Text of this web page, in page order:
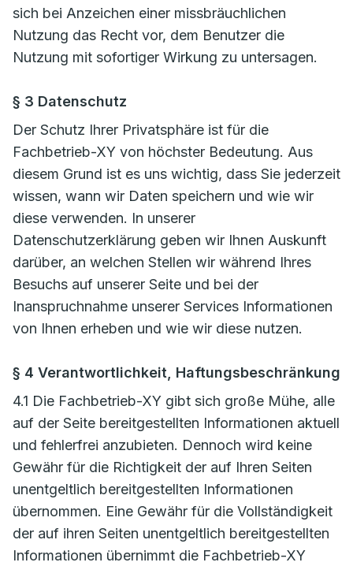
sich bei Anzeichen einer missbräuchlichen
Nutzung das Recht vor, dem Benutzer die
Nutzung mit sofortiger Wirkung zu untersagen.
§ 3 Datenschutz
Der Schutz Ihrer Privatsphäre ist für die
Fachbetrieb-XY von höchster Bedeutung. Aus
diesem Grund ist es uns wichtig, dass Sie jederzeit
wissen, wann wir Daten speichern und wie wir
diese verwenden. In unserer
Datenschutzerklärung geben wir Ihnen Auskunft
darüber, an welchen Stellen wir während Ihres
Besuchs auf unserer Seite und bei der
Inanspruchnahme unserer Services Informationen
von Ihnen erheben und wie wir diese nutzen.
§ 4 Verantwortlichkeit, Haftungsbeschränkung
4.1 Die Fachbetrieb-XY gibt sich große Mühe, alle
auf der Seite bereitgestellten Informationen aktuell
und fehlerfrei anzubieten. Dennoch wird keine
Gewähr für die Richtigkeit der auf Ihren Seiten
unentgeltlich bereitgestellten Informationen
übernommen. Eine Gewähr für die Vollständigkeit
der auf ihren Seiten unentgeltlich bereitgestellten
Informationen übernimmt die Fachbetrieb-XY